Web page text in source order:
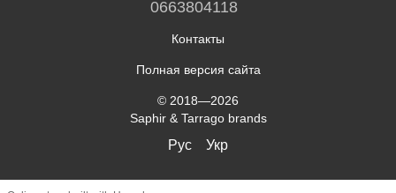
0663804118
Контакты
Полная версия сайта
© 2018—2026
Saphir & Tarrago brands
Рус Укр